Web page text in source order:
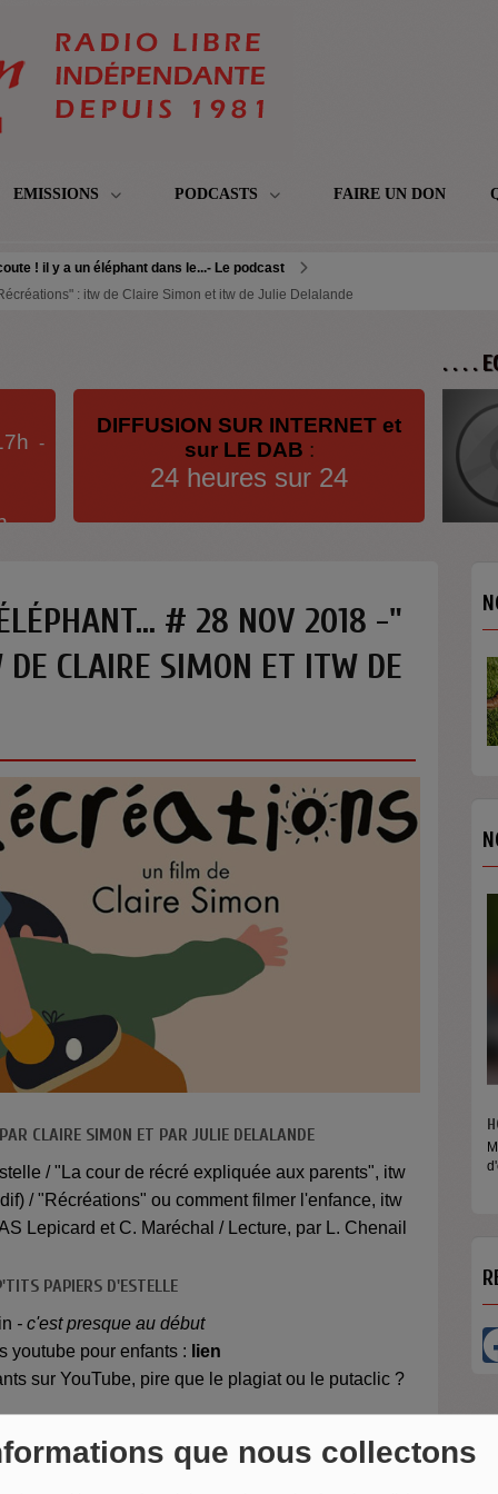
que nous collectons
EMISSIONS PODCASTS FAIRE UN DON
! il y a un éléphant dans le...- Le podcast
: itw de Claire Simon et itw de Julie Delalande
-
DIFFUSION SUR INTERNET et
sur LE DAB :
24 heures sur 24
. . . .
# 28 NOV 2018 -"
CLAIRE SIMON ET ITW DE
CLAIRE SIMON ET PAR JULIE DELALANDE
/ "La cour de récré expliquée aux parents", itw
/ "Récréations" ou comment filmer l'enfance, itw
Lepicard et C. Maréchal / Lecture, par L. Chenail
PAPIERS D'ESTELLE
- c'est presque au début
youtube pour enfants : lien
sur YouTube, pire que le plagiat ou le putaclic ?